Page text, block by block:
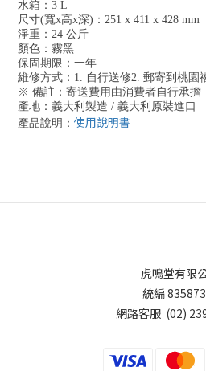
水箱：3 L
尺寸(寬x高x深)：251 x 411 x 428 mm
淨重：24 公斤
顏色：霧黑
保固期限：一年
維修方式：1. 自行送修2. 郵寄到桃園
※ 備註：寄送費用由消費者自行承擔
產地：義大利製造 / 義大利原裝進口
產品說明： 使用說明書
虎鳴堂有限
統編
網路客服 (02)